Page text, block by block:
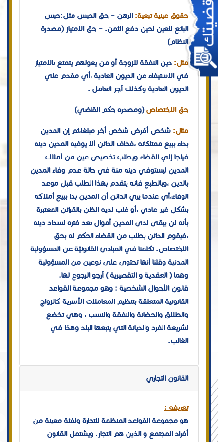
حقوق عينية تبعية:الرهن – حق الحبس مثل:حبس
البائع للعين لحين دفع الثمن. – حق الامتياز (مصدرة
النظام)
مثل: دين النفقة للزوجة أو من يعولهم يتمتع بالامتياز
في الاستيفاء عن الديون العادية ،أي مقدم علي
الديون العادية وكذلك أجر العامل .
حق الاختصاص (ومصدره حكم القاضي)
مثال: شخص أقرض شخص أخر مبلغا،ثم إن المدين
بداء ببيع ممتلكاته ،فخاف الدائن ألا يوفيه المدين دينه
فيلجا إلي القضاء ويطلب تخصيص عين من أملاك
المدين ليستوفي دينه منة في حالة عدم وفاء المدين
بالدين ،وبالطبع فإنه يتقدم بهذا الطلب قبل موعد
الوفاء،أي عندما يري الدائن أن المدين بدا ببيع أملاكه
بشكل غير عادي ،أو غلب لديه الظن بالقرائن المعتبرة
بأنه لن يبقى لدى المدين أموال بعد فتره لسداد دينه
،فيقوم الدائن بطلب من القضاء الحكم له بحق
الاختصاص. تكلمنا في المبادئ القانونيّة عن المسؤولية
المدنية وقلنا أنها تحتوى على نوعين من المسؤولية
وهما ( العقدية و التقصيرية ) أرجو الرجوع لها.
قانون الأحوال الشخصية : وهو مجموعة القواعد
القانونية المتعلقة بتنظيم المعاملات الأسرية كالزواج
والطلاق والحضانة والنفقة والنسب ، وهي تخضع
لشريعة الفرد والديانة التي يتبعها البلد وهذا في
الغالب.
القانون التجاري
تعريفه :
هو مجموعة القواعد المنظمة للتجارة ولفئة معينة من
أفراد المجتمع و الذين هم التجار. ويشتمل القانون